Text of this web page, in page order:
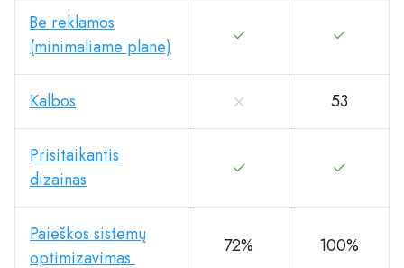
Be reklamos
(minimaliame plane)
Kalbos 53
Prisitaikantis
dizainas
Paieškos sistemų
optimizavimas
72% 100%